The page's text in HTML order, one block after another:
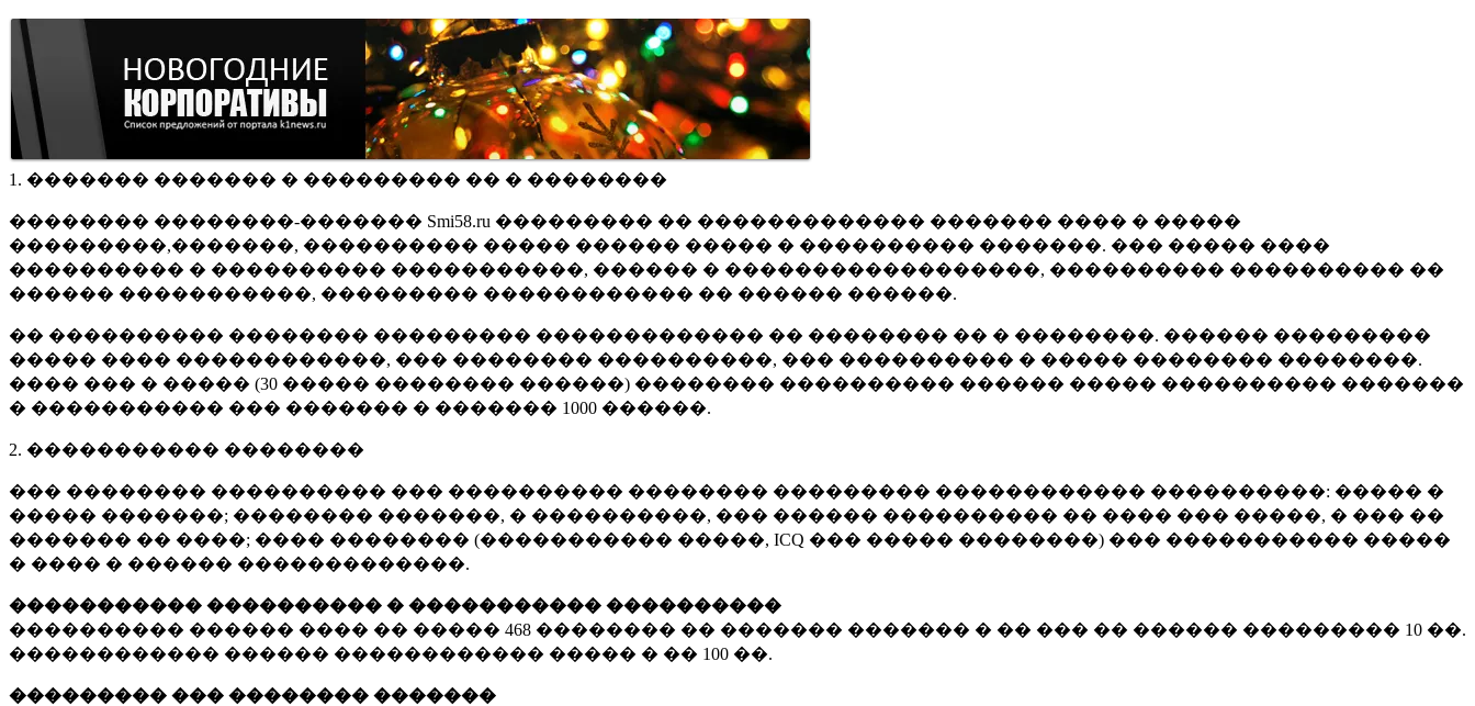
1. ������� ������� � ��������� �� � ��������
�������� ��������-������� Smi58.ru ��������� �� ������������� ������� ���� � �����
���������,�������, ���������� ����� ������ ����� � ���������� �������. ��� ����� ����
���������� � ���������� �����������, ������ � ������������������, ���������� ���������� ��
������ �����������, ��������� ������������ �� ������ ������.
�� ���������� �������� ��������� ������������� �� �������� �� � ��������. ������ ���������
����� ���� ������������, ��� �������� ����������, ��� ���������� � ����� �������� ��������.
���� ��� � ����� (30 ����� �������� ������) �������� ���������� ������ ����� ���������� �������
� ����������� ��� ������� � ������� 1000 ������.
2. ����������� ��������
��� �������� ���������� ��� ���������� �������� ��������� ������������ ����������: ����� �
����� �������; �������� �������, � ����������, ��� ������ ���������� �� ���� ��� �����, � ��� ��
������� �� ����; ���� �������� (����������� �����, ICQ ��� ����� ��������) ��� ����������� �����
� ���� � ������ �������������.
����������� ���������� � ����������� ����������
���������� ������ ���� �� ����� 468 �������� �� ������� ������� � �� ��� �� ������ ��������� 10 ��.
������������ ������ ������������ ����� � �� 100 ��.
��������� ��� �������� �������